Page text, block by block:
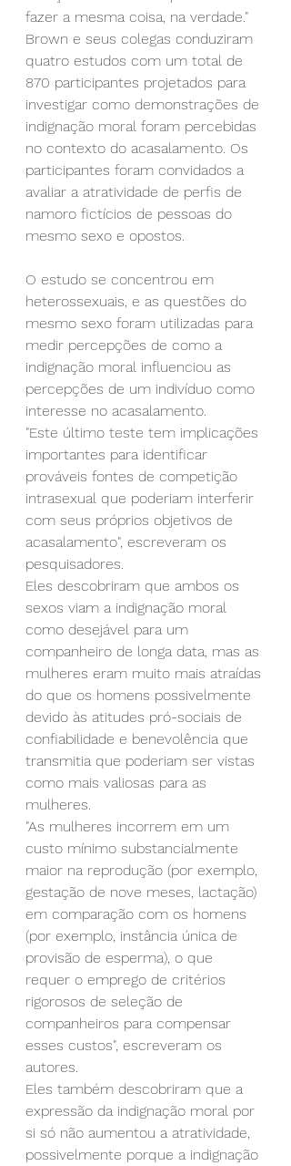
fazer a mesma coisa, na verdade."
Brown e seus colegas conduziram
quatro estudos com um total de
870 participantes projetados para
investigar como demonstrações de
indignação moral foram percebidas
no contexto do acasalamento. Os
participantes foram convidados a
avaliar a atratividade de perfis de
namoro fictícios de pessoas do
mesmo sexo e opostos.
O estudo se concentrou em
heterossexuais, e as questões do
mesmo sexo foram utilizadas para
medir percepções de como a
indignação moral influenciou as
percepções de um indivíduo como
interesse no acasalamento.
"Este último teste tem implicações
importantes para identificar
prováveis fontes de competição
intrasexual que poderiam interferir
com seus próprios objetivos de
acasalamento", escreveram os
pesquisadores.
Eles descobriram que ambos os
sexos viam a indignação moral
como desejável para um
companheiro de longa data, mas as
mulheres eram muito mais atraídas
do que os homens possivelmente
devido às atitudes pró-sociais de
confiabilidade e benevolência que
transmitia que poderiam ser vistas
como mais valiosas para as
mulheres.
"As mulheres incorrem em um
custo mínimo substancialmente
maior na reprodução (por exemplo,
gestação de nove meses, lactação)
em comparação com os homens
(por exemplo, instância única de
provisão de esperma), o que
requer o emprego de critérios
rigorosos de seleção de
companheiros para compensar
esses custos", escreveram os
autores.
Eles também descobriram que a
expressão da indignação moral por
si só não aumentou a atratividade,
possivelmente porque a indignação